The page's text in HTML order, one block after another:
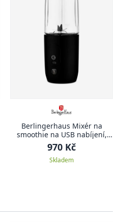
Berlingerhaus Mixér na
smoothie na USB nabíjení,
černá
970 Kč
Skladem